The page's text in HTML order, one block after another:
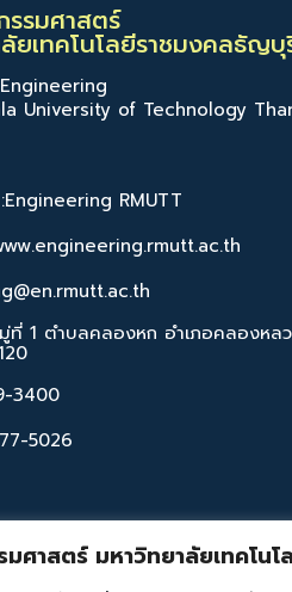
ศาสตร์ มหาวิทยาลัยเทคโน
รมศาสตร์
ยเทคโนโลยีราชมงคลธัญบุ
University of Technology
RMUTT
ที่ 1 ตำบลคลองหก อำเภอคลองหล
3400
5026